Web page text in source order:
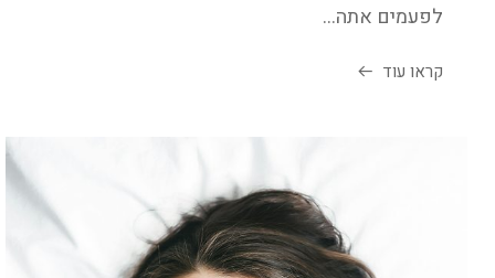
לפעמים אתה...
קראו עוד